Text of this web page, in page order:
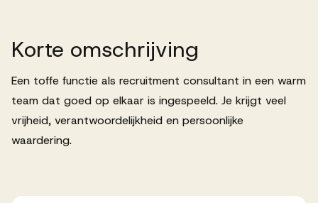
Vervulde vacatures
Over AV
Korte omschrijving
Een toffe functie als recruitment consultant in een warm
team dat goed op elkaar is ingespeeld. Je krijgt veel
vrijheid, verantwoordelijkheid en persoonlijke
waardering.